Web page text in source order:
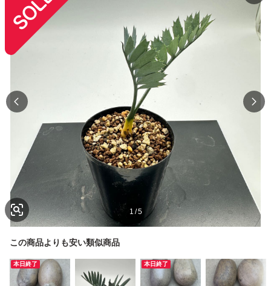
1 /5
この商品よりも安い類似商品
本日終了 本日終了